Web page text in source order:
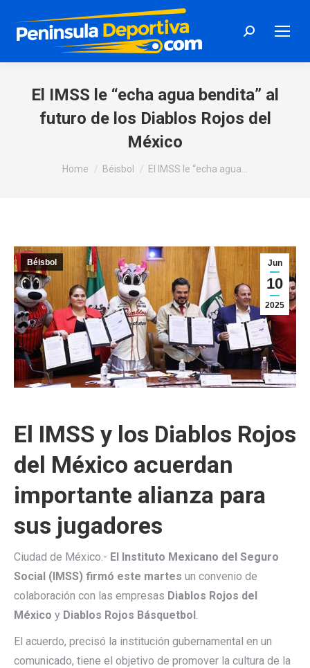
Search:
El IMSS le “echa agua bendita” al
futuro de los Diablos Rojos del
México
You are here:
Home Béisbol El IMSS le “echa agua…
Jun
10
2025
Béisbol
El IMSS y los Diablos Rojos
del México acuerdan
importante alianza para
sus jugadores
Ciudad de México.- El Instituto Mexicano del Seguro
Social (IMSS) firmó este martes un convenio de
colaboración con las empresas Diablos Rojos del
México y Diablos Rojos Básquetbol.
El acuerdo, precisó la institución gubernamental en un
comunicado, tiene el objetivo de promover la cultura de la